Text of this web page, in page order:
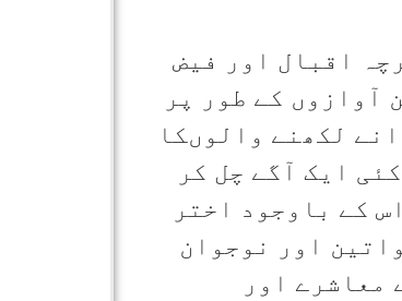
اقبال اور فیض
آوازوں کے طور پر
لکھنے والوںکا
ایک آگے چل کر
کے باوجود اختر
اور نوجوان
معاشرے اور